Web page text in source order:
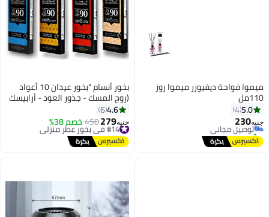
ميموا فواحة ديفيوزر ميموا روز
110مل
5.0
4
جنيه230
#15 في رذاذات الزيوت
أقل سعر في 7 يوم
توصيل مجاني
تم بيع +10 مؤخرًا
#15 في رذاذات الزيوت
بخور أنسام "بخور عيدان 10 أعواد
(روح المسك - جذور العود - أرابيسك
- نفائس العنبر)"
4.6
6
جنيه279
450 خصم 38% #14 في بخور عطر منزلي
توصيل مجاني
#14 في بخور عطر منزلي